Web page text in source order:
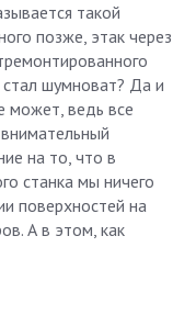
такой
позже, этак через
стал шумноват? Да и
может, ведь все
на то, что в
станка мы ничего
поверхностей на
А в этом, как